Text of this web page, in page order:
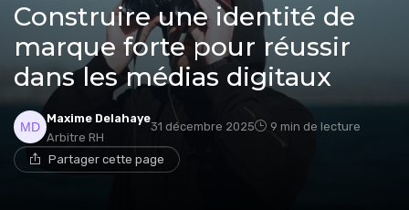
Construire une identité de
marque forte pour réussir
dans les médias digitaux
Maxime Delahaye
Arbitre RH
31 décembre 2025 9 min de lecture
Partager cette page